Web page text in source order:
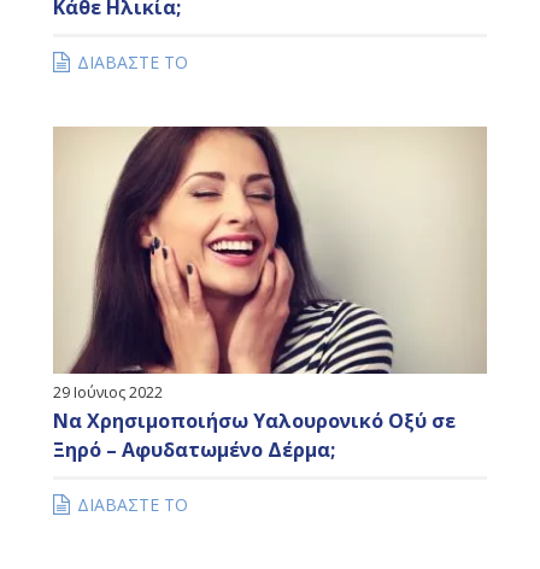
Κάθε Ηλικία;
ΔΙΑΒΑΣΤΕ ΤΟ
29 Ιούνιος 2022
Να Χρησιμοποιήσω Υαλουρονικό Οξύ σε
Ξηρό – Αφυδατωμένο Δέρμα;
ΔΙΑΒΑΣΤΕ ΤΟ